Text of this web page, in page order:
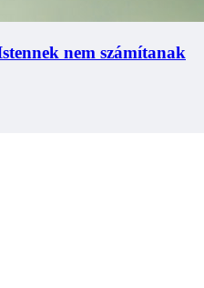
nem számítanak